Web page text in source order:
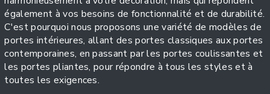
également à vos besoins de fonctionnalité et de durabilité.
C'est pourquoi nous proposons une variété de modèles de
portes intérieures, allant des portes classiques aux portes
contemporaines, en passant par les portes coulissantes et
les portes pliantes, pour répondre à tous les styles et à
toutes les exigences.